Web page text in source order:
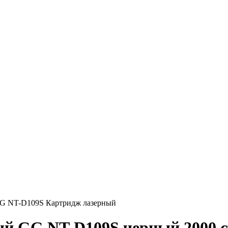
NT-D109S Картридж лазерный